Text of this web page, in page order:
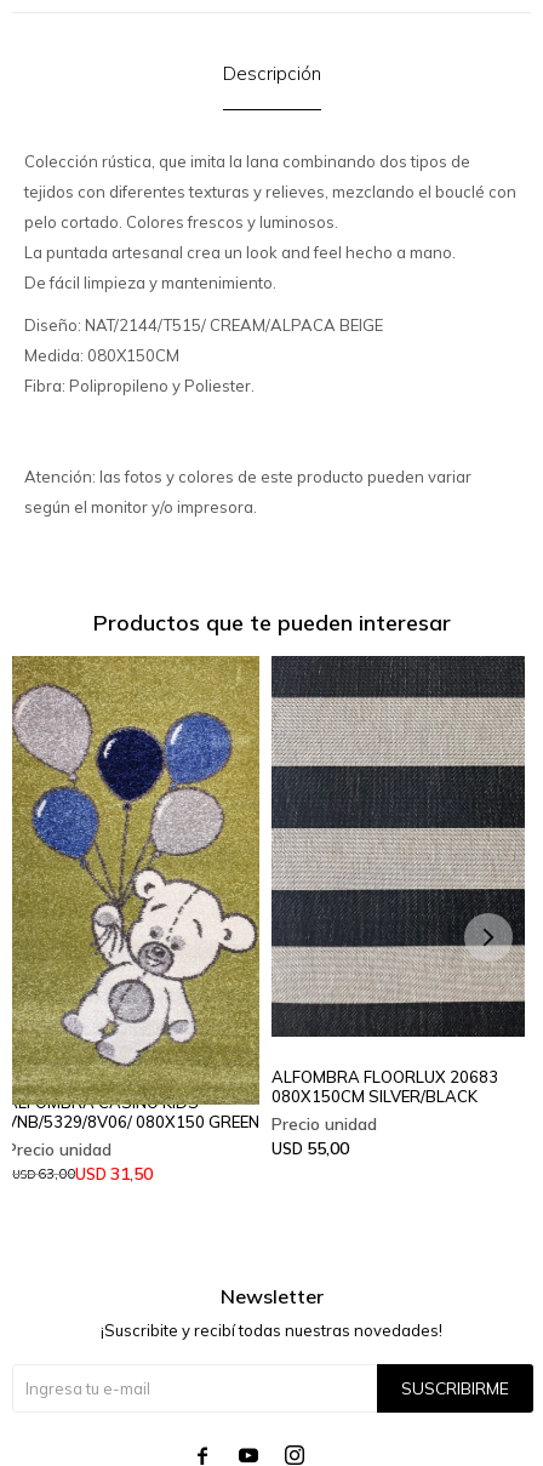
Descripción
Colección rústica, que imita la lana combinando dos tipos de
tejidos con diferentes texturas y relieves, mezclando el bouclé con
pelo cortado. Colores frescos y luminosos.
La puntada artesanal crea un look and feel hecho a mano.
De fácil limpieza y mantenimiento.
Diseño: NAT/2144/T515/ CREAM/ALPACA BEIGE
Medida: 080X150CM
Fibra: Polipropileno y Poliester.
Atención: las fotos y colores de este producto pueden variar
según el monitor y/o impresora.
Productos que te pueden interesar
ALFOMBRA CASINO KIDS
VNB/5329/8V06/ 080X150 GREEN
USD 31,50
USD63,00
ALFOMBRA FLOORLUX 20683
080X150CM SILVER/BLACK
USD 55,00
Newsletter
¡Suscribite y recibí todas nuestras novedades!
SUSCRIBIRME
  